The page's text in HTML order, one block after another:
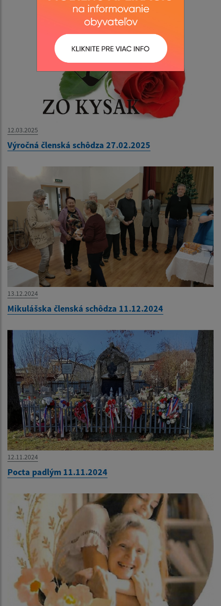
12.03.2025
Výročná členská schôdza 27.02.2025
13.12.2024
Mikulášska členská schôdza 11.12.2024
12.11.2024
Pocta padlým 11.11.2024